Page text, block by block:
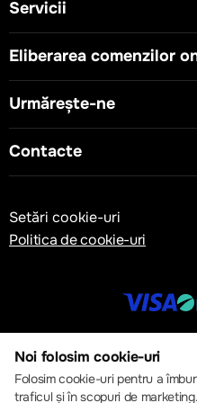
Servicii
Eliberarea comenzilor
Urmărește-ne
Contacte
Setări cookie-uri
Politica de cookie-uri
© 2013 –
Noi folosim cookie-uri
Folosim cookie-uri pentru a
traficul și în scopuri de